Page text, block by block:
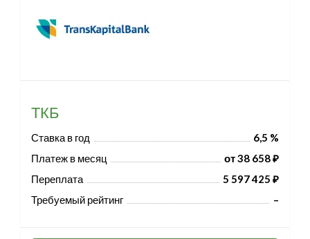
ТКБ
Ставка в год
6,5 %
Платеж в месяц
от 38 658 ₽
Переплата
5 597 425 ₽
Требуемый рейтинг
–